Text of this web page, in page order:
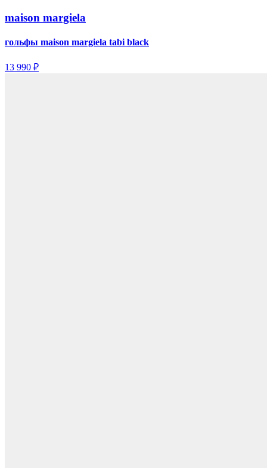
maison margiela
гольфы maison margiela tabi black
13 990 ₽